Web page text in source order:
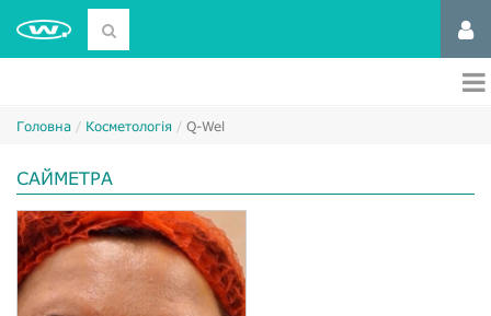
Головна Косметологія Q-Wel
САЙМЕТРА